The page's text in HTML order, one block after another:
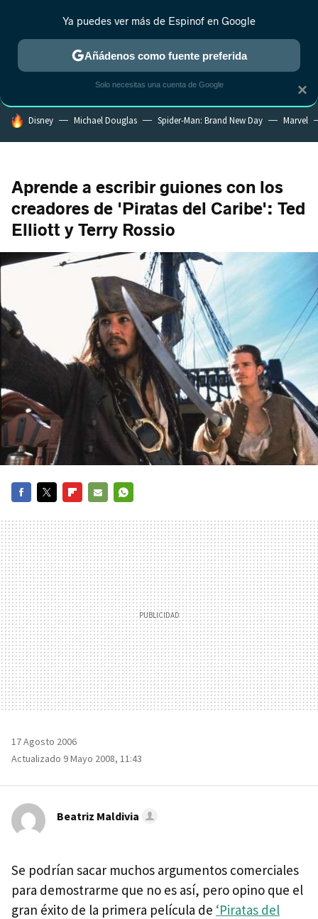
ESTRENOS REALITY ANIME RANKINGS CINE
HOY SE HABLA DE
Disney Michael Douglas Spider-Man: Brand New Day Marvel
Aprende a escribir guiones con los
creadores de 'Piratas del Caribe': Ted
Elliott y Terry Rossio
MAIL
17 Agosto 2006
Actualizado 9 Mayo 2008, 11:43
Beatriz Maldivia
Se podrían sacar muchos argumentos comerciales
para demostrarme que no es así, pero opino que el
gran éxito de la primera película de ‘Piratas del
×
Ya puedes ver más de Espinof en Google
Añádenos como fuente preferida
Solo necesitas una cuenta de Google